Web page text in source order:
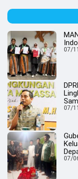
07/
07/
07/